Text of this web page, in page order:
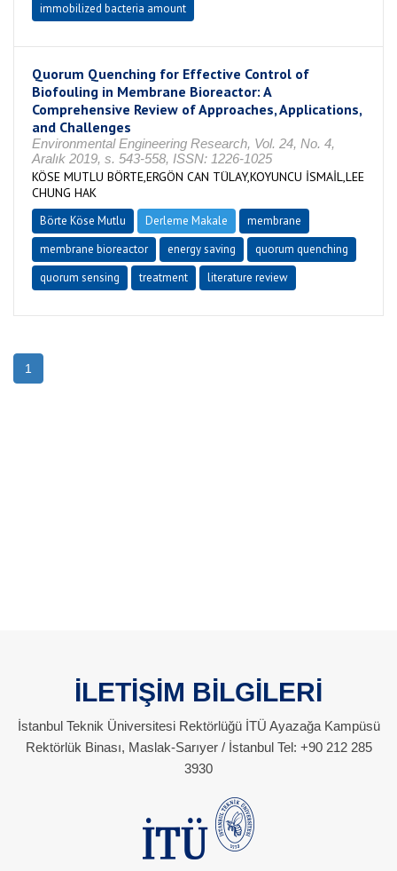
immobilized bacteria amount
Quorum Quenching for Effective Control of
Biofouling in Membrane Bioreactor: A
Comprehensive Review of Approaches, Applications,
and Challenges
Environmental Engineering Research, Vol. 24, No. 4,
Aralık 2019, s. 543-558, ISSN: 1226-1025
KÖSE MUTLU BÖRTE,ERGÖN CAN TÜLAY,KOYUNCU İSMAİL,LEE
CHUNG HAK
Börte Köse Mutlu Derleme Makale
membrane
membrane bioreactor
energy saving
quorum quenching
quorum sensing
treatment literature review
1
İLETİŞİM BİLGİLERİ
İstanbul Teknik Üniversitesi Rektörlüğü İTÜ Ayazağa Kampüsü
Rektörlük Binası, Maslak-Sarıyer / İstanbul Tel: +90 212 285
3930